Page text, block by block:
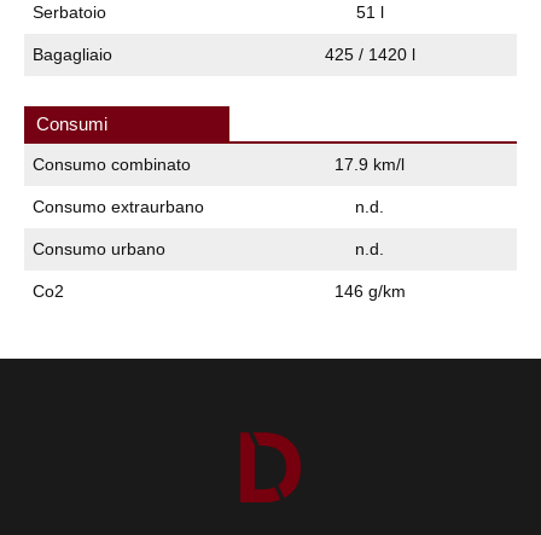
Serbatoio 51 l
Bagagliaio 425 / 1420 l
Consumi
Consumo combinato 17.9 km/l
Consumo extraurbano n.d.
Consumo urbano n.d.
Co2 146 g/km